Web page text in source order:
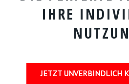
IHRE
JETZT UNVERBINDLICH